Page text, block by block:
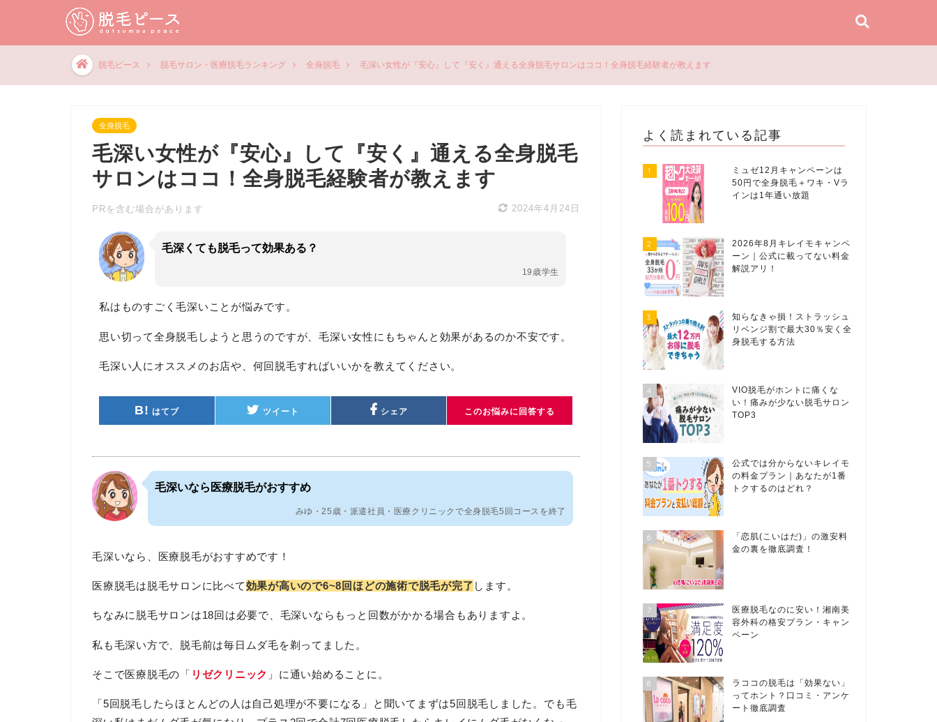
脱毛ピース 脱毛サロン・医療脱毛ランキング 全身脱毛 毛深い女性が『安心』して『安く』通える全身脱毛サロンはココ！全身脱毛経験者が教えます
全身脱毛
毛深い女性が『安心』して『安く』通える全身脱毛
サロンはココ！全身脱毛経験者が教えます
PRを含む場合があります 2024年4月24日
毛深くても脱毛って効果ある？
19歳学生
私はものすごく毛深いことが悩みです。
思い切って全身脱毛しようと思うのですが、毛深い女性にもちゃんと効果があるのか不安です。
毛深い人にオススメのお店や、何回脱毛すればいいかを教えてください。
B! はてブ ツイート シェア このお悩みに回答する
毛深いなら医療脱毛がおすすめ
みゆ・25歳・派遣社員・医療クリニックで全身脱毛5回コースを終了
毛深いなら、医療脱毛がおすすめです！
医療脱毛は脱毛サロンに比べて効果が高いので6~8回ほどの施術で脱毛が完了 します。
ちなみに脱毛サロンは18回は必要で、毛深いならもっと回数がかかる場合もありますよ。
私も毛深い方で、脱毛前は毎日ムダ毛を剃ってました。
そこで医療脱毛の「 リゼクリニック 」に通い始めることに。
「5回脱毛したらほとんどの 人は自己処理が不要になる」と 聞いて まずは5回脱毛しました 。 でも毛
よく読まれている記事
1
ミュゼ12月キャンペーンは
50円で全身脱毛＋ワキ・Vラ
インは1年通い放題
2
2026年8月キレイモキャンペ
ーン｜公式に載ってない料金
解説アリ！
3
知らなきゃ損！ストラッシュ
リベンジ割で最大30％安く全
身脱毛する方法
4
VIO脱毛がホントに痛くな
い！痛みが少ない脱毛サロン
TOP3
5
公式では分からないキレイモ
の料金プラン｜あなたが1番
トクするのはどれ？
6
「恋肌(こいはだ)」の激安料
金の裏を徹底調査！
7
医療脱毛なのに安い！湘南美
容外科の格安プラン・キャン
ペーン
8
ラココの脱毛は「効果ない」
ってホント？口コミ・アンケ
ート徹底調査